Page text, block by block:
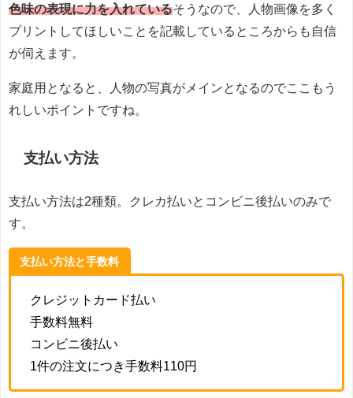
色味の表現に力を入れているそうなので、人物画像を多く
プリントしてほしいことを記載しているところからも自信
が伺えます。
家庭用となると、人物の写真がメインとなるのでここもう
れしいポイントですね。
支払い方法
支払い方法は2種類。クレカ払いとコンビニ後払いのみで
す。
支払い方法と手数料
クレジットカード払い
手数料無料
コンビニ後払い
1件の注文につき手数料110円